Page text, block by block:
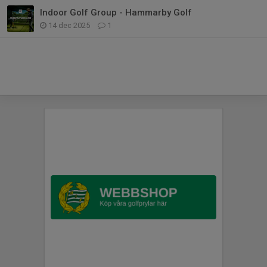
Indoor Golf Group - Hammarby Golf
14 dec 2025 1